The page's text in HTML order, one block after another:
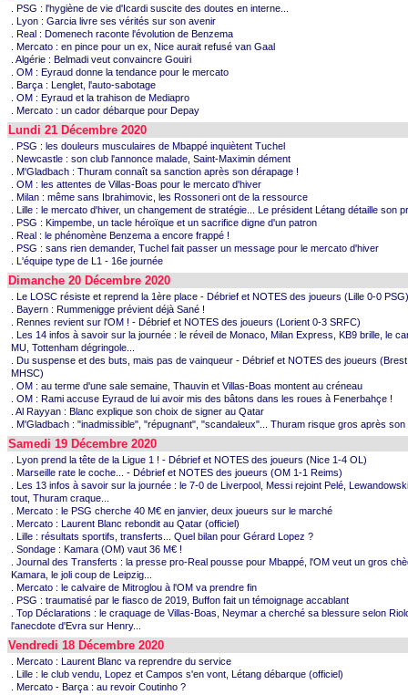
. PSG : l'hygiène de vie d'Icardi suscite des doutes en interne...
. Lyon : Garcia livre ses vérités sur son avenir
. Real : Domenech raconte l'évolution de Benzema
. Mercato : en pince pour un ex, Nice aurait refusé van Gaal
. Algérie : Belmadi veut convaincre Gouiri
. OM : Eyraud donne la tendance pour le mercato
. Barça : Lenglet, l'auto-sabotage
. OM : Eyraud et la trahison de Mediapro
. Mercato : un cador débarque pour Depay
Lundi 21 Décembre 2020
. PSG : les douleurs musculaires de Mbappé inquiètent Tuchel
. Newcastle : son club l'annonce malade, Saint-Maximin dément
. M'Gladbach : Thuram connaît sa sanction après son dérapage !
. OM : les attentes de Villas-Boas pour le mercato d'hiver
. Milan : même sans Ibrahimovic, les Rossoneri ont de la ressource
. Lille : le mercato d'hiver, un changement de stratégie... Le président Létang détaille son
. PSG : Kimpembe, un tacle héroïque et un sacrifice digne d'un patron
. Real : le phénomène Benzema a encore frappé !
. PSG : sans rien demander, Tuchel fait passer un message pour le mercato d'hiver
. L'équipe type de L1 - 16e journée
Dimanche 20 Décembre 2020
. Le LOSC résiste et reprend la 1ère place - Débrief et NOTES des joueurs (Lille 0-0 PSG)
. Bayern : Rummenigge prévient déjà Sané !
. Rennes revient sur l'OM ! - Débrief et NOTES des joueurs (Lorient 0-3 SRFC)
. Les 14 infos à savoir sur la journée : le réveil de Monaco, Milan Express, KB9 brille, le
MU, Tottenham dégringole...
. Du suspense et des buts, mais pas de vainqueur - Débrief et NOTES des joueurs
MHSC)
. OM : au terme d'une sale semaine, Thauvin et Villas-Boas montent au créneau
. OM : Rami accuse Eyraud de lui avoir mis des bâtons dans les roues à Fenerbahçe !
. Al Rayyan : Blanc explique son choix de signer au Qatar
. M'Gladbach : "inadmissible", "répugnant", "scandaleux"... Thuram risque gros après son
Samedi 19 Décembre 2020
. Lyon prend la tête de la Ligue 1 ! - Débrief et NOTES des joueurs (Nice 1-4 OL)
. Marseille rate le coche... - Débrief et NOTES des joueurs (OM 1-1 Reims)
. Les 13 infos à savoir sur la journée : le 7-0 de Liverpool, Messi rejoint Pelé,
tout, Thuram craque...
. Mercato : le PSG cherche 40 M€ en janvier, deux joueurs sur le marché
. Mercato : Laurent Blanc rebondit au Qatar (officiel)
. Lille : résultats sportifs, transferts... Quel bilan pour Gérard Lopez ?
. Sondage : Kamara (OM) vaut 36 M€ !
. Journal des Transferts : la presse pro-Real pousse pour Mbappé, l'OM veut un gros
Kamara, le joli coup de Leipzig...
. Mercato : le calvaire de Mitroglou à l'OM va prendre fin
. PSG : traumatisé par le fiasco de 2019, Buffon fait un témoignage accablant
. Top Déclarations : le craquage de Villas-Boas, Neymar a cherché sa blessure selon
l'anecdote d'Evra sur Henry...
Vendredi 18 Décembre 2020
. Mercato : Laurent Blanc va reprendre du service
. Lille : le club vendu, Lopez et Campos s'en vont, Létang débarque (officiel)
. Mercato - Barça : au revoir Coutinho ?